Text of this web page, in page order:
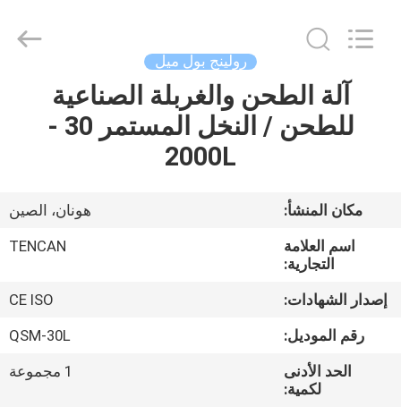
منزل،
معلومات
جولة
Technology
رولينج بول ميل
آلة الطحن والغربلة الصناعية
للطحن / النخل المستمر 30 -
2000L
مكان المنشأ:
هونان، الصين
اسم العلامة
التجارية:
TENCAN
إصدار الشهادات:
CE ISO
رقم الموديل:
QSM-30L
الحد الأدنى
لكمية:
1 مجموعة